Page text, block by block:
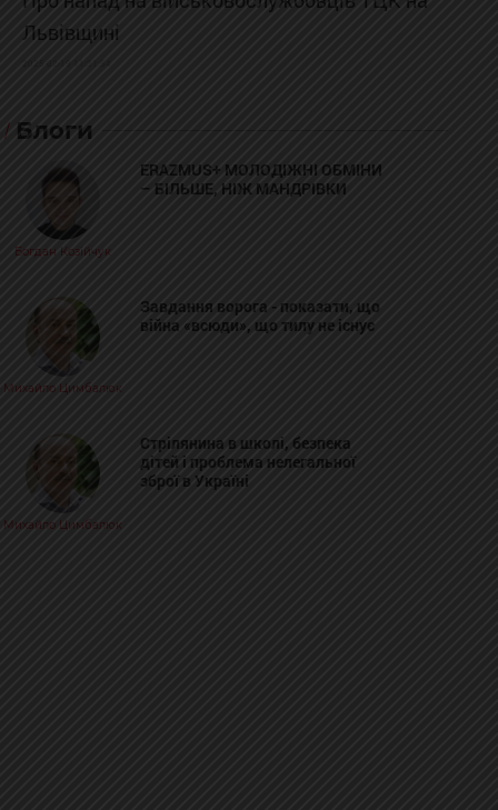
Львівщині
Блоги
Богдан Козійчук
ERAZMUS+ МОЛОДІЖНІ ОБМІНИ
– БІЛЬШЕ, НІЖ МАНДРІВКИ
Михайло Цимбалюк
Завдання ворога - показати, що
війна «всюди», що тилу не існує
Михайло Цимбалюк
Стрілянина в школі, безпека
дітей і проблема нелегальної
зброї в Україні